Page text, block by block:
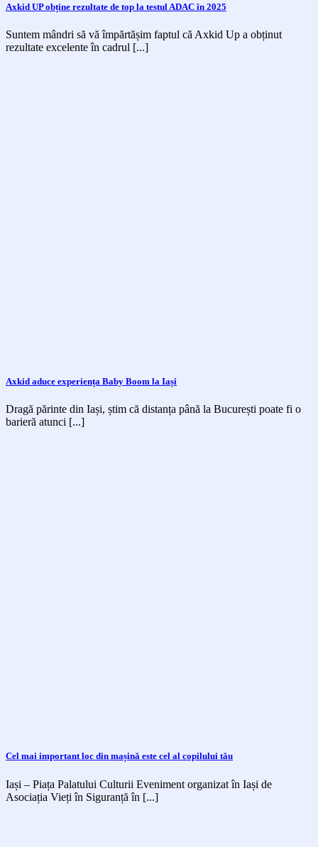
Axkid UP obține rezultate de top la testul ADAC în 2025
Suntem mândri să vă împărtășim faptul că Axkid Up a obținut
rezultate excelente în cadrul [...]
Axkid aduce experiența Baby Boom la Iași
Dragă părinte din Iași, știm că distanța până la București poate fi o
barieră atunci [...]
Cel mai important loc din mașină este cel al copilului tău
Iași – Piața Palatului Culturii Eveniment organizat în Iași de
Asociația Vieți în Siguranță în [...]